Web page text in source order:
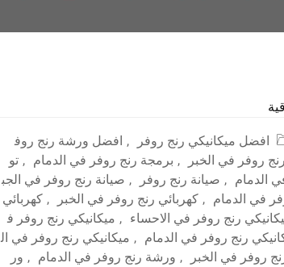
افضل ميكانيكي رنج روفر , افضل ورشة رنج روف
روفر في الخبر , برمجة رنج روفر في الدمام , تو
الدمام , صيانة رنج روفر , صيانة رنج روفر في الجب
في الدمام , كهربائي رنج روفر في الخبر , كهربائي
رنج روفر في الاحساء , ميكانيكي رنج روفر ف
رنج روفر في الدمام , ميكانيكي رنج روفر في ال
روفر في الخبر , ورشة رنج روفر في الدمام , ور